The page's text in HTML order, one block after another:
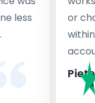
less
or